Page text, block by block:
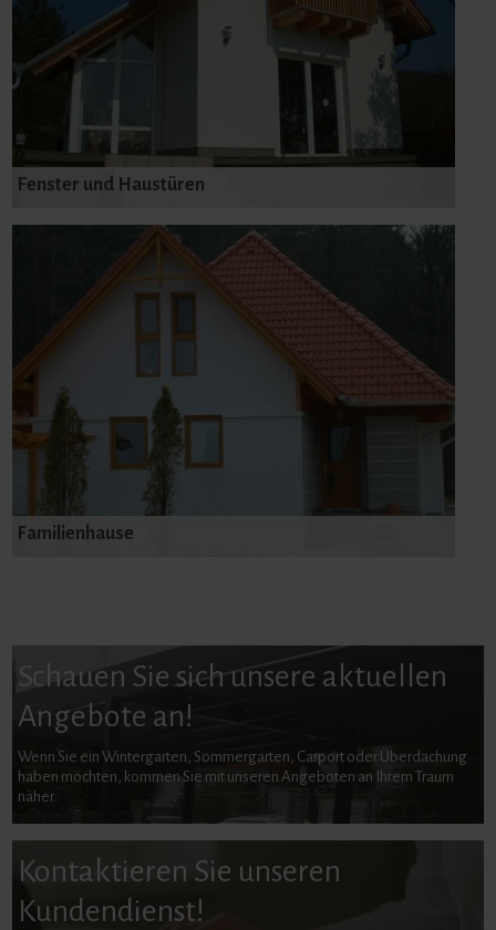
Fenster und Haustüren
Familienhause
Schauen Sie sich unsere aktuellen
Angebote an!
Wenn Sie ein Wintergarten, Sommergarten, Carport oder Überdachung
haben möchten, kommen Sie mit unseren Angeboten an Ihrem Traum
näher.
Kontaktieren Sie unseren
Kundendienst!